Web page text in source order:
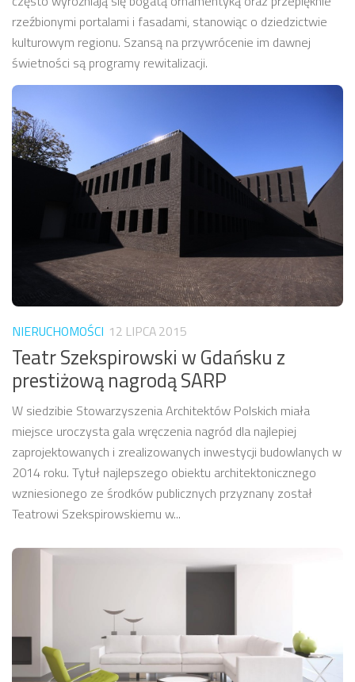
rzeźbionymi portalami i fasadami, stanowiąc o dziedzictwie
kulturowym regionu. Szansą na przywrócenie im dawnej
świetności są programy rewitalizacji.
NIERUCHOMOŚCI 12 LIPCA 2015
Teatr Szekspirowski w Gdańsku z
prestiżową nagrodą SARP
W siedzibie Stowarzyszenia Architektów Polskich miała
miejsce uroczysta gala wręczenia nagród dla najlepiej
zaprojektowanych i zrealizowanych inwestycji budowlanych w
2014 roku. Tytuł najlepszego obiektu architektonicznego
wzniesionego ze środków publicznych przyznany został
Teatrowi Szekspirowskiemu w...